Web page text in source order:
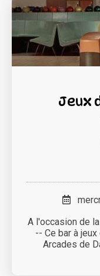
Jeux
A l'occasion de
-- Ce bar à
Arcades de